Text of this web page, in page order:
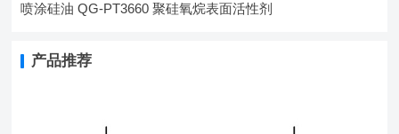
喷涂硅油 QG-PT3660 聚硅氧烷表面活性剂
产品推荐